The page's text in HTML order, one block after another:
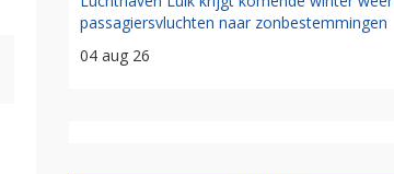
passagiersvluchten naar zonbestemmingen
04 aug 26